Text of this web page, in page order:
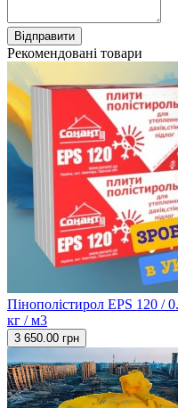
Відправити
Рекомендовані товари
Пінополістирол EPS 120 /
кг / м3
3 650.00 грн